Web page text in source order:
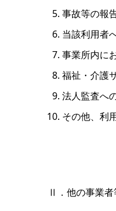
事故等の報
当該利用者
事業所内に
福祉・介護
法人監査へ
その他、利
Ⅱ．他の事業者